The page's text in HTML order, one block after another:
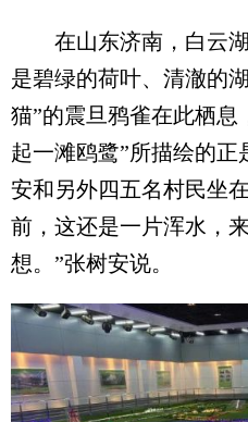
在山东济南，白云湖
是碧绿的荷叶、清澈的
猫”的震旦鸦雀在此栖息
起一滩鸥鹭”所描绘的
安和另外四五名村民坐
前，这还是一片浑水，
想。”张树安说。